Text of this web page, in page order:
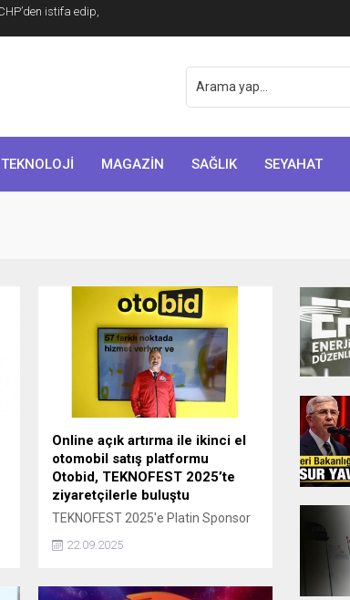
TEKNOLOJİ MAGAZİN SAĞLIK SEYAHAT
Online açık artırma ile ikinci el
otomobil satış platformu
Otobid, TEKNOFEST 2025’te
ziyaretçilerle buluştu
TEKNOFEST 2025'e Platin Sponsor
olarak katılan sahibinden.com’un
markası Otobid, katılımcılar
canlı olarak test edilebiliyor. Online
22.09.2025